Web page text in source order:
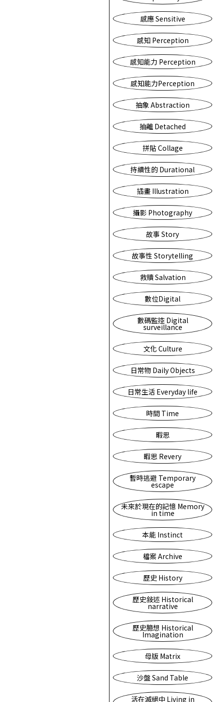
感應 Sensitive
感知 Perception
感知能力 Perception
感知能力Perception
抽象 Abstraction
抽離 Detached
拼貼 Collage
持續性的 Durational
插畫 Illustration
攝影 Photography
故事 Story
故事性 Storytelling
救贖 Salvation
數位Digital
數碼監控 Digital
surveillance
文化 Culture
日常物 Daily Objects
日常生活 Everyday life
時間 Time
暇思
暇思 Revery
暫時逃避 Temporary
escape
未來於現在的記憶 Memory
in time
本能 Instinct
檔案 Archive
歷史 History
歷史敍述 Historical
narrative
歷史臆想 Historical
Imagination
母版 Matrix
沙盤 Sand Table
活在滅絕中 Living in